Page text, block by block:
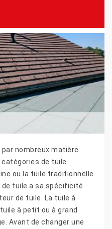
nombreux matière
de tuile
ou la tuile traditionnelle
de tuile a sa spécificité
de tuile. La tuile à
à petit ou à grand
Avant de changer une